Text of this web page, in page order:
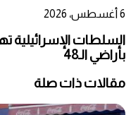
6 أغسطس، 2026
السلطات الإسرائيلية
بأراضي الـ48
مقالات ذات صلة